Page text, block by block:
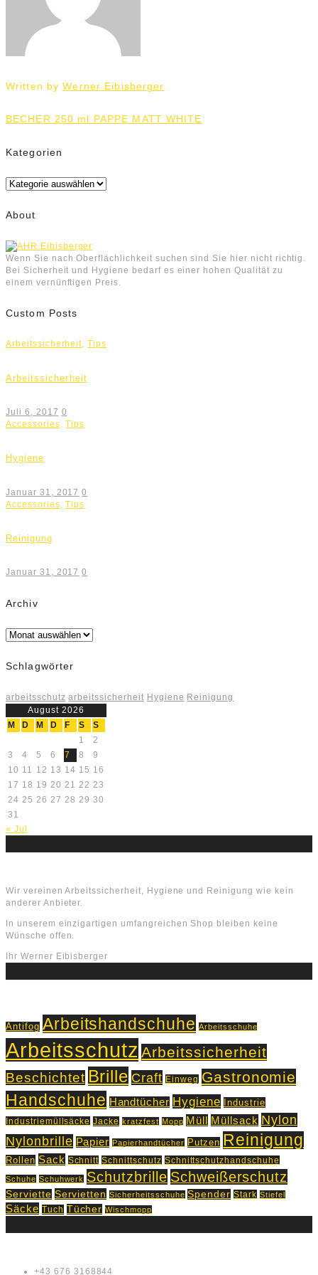
Written byWerner Eibisberger
Beitrags-
Navigation
BECHER 250 ml PAPPE MATT WHITE
Kategorien
Kategorien
About
Wenn Sie nach Oberflächlichkeit suchen sind Sie hier nicht richtig.
Bei Sicherheit und Hygiene bedarf es einer hohen Qualität zu
einem vernünftigen Preis.
Custom Posts
Arbeitssicherheit,Tips
Arbeitssicherheit
Juli 6, 2017 0
Accessories,Tips
Hygiene
Januar 31, 2017 0
Accessories ,Tips
Reinigung
Januar 31, 2017 0
Archiv
Archiv
Schlagwörter
arbeitsschutz arbeitssicherheit Hygiene Reinigung
August 2026
M
D M D F S
S
1
2
3
4 5 6 7 8
9
10 11 12 13 14 15 16
17 18 19 20 21 22 23
24 25 26 27 28 29 30
31
« Jul
Wir vereinen Arbeitssicherheit, Hygiene und Reinigung wie kein
anderer Anbieter.
In unserem einzigartigen umfangreichen Shop bleiben keine
Wünsche offen.
Ihr Werner Eibisberger
Antifog Arbeitshandschuhe Arbeitsschuhe
Arbeitsschutz Arbeitssicherheit
Beschichtet Brille Craft Einweg Gastronomie
Handschuhe Handtücher Hygiene Industrie
Industriemüllsäcke Jacke kratzfest Mopp Müll Müllsack Nylon
Nylonbrille Papier Papierhandtücher Putzen Reinigung
Rollen Sack Schnitt Schnittschutz Schnittschutzhandschuhe
Schuhe Schuhwerk Schutzbrille Schweißerschutz
Serviette Servietten Sicherheitsschuhe Spender Stark Stiefel
Säcke Tuch Tücher Wischmopp
+43 676 3168844